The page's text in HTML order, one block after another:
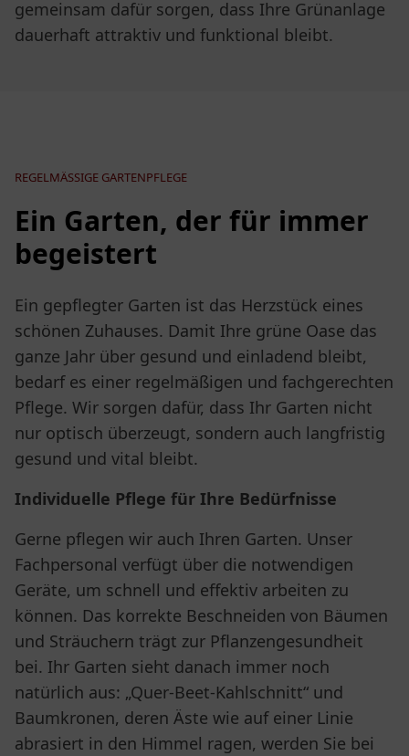
gemeinsam dafür sorgen, dass Ihre Grünanlage
dauerhaft attraktiv und funktional bleibt.
REGELMÄSSIGE GARTENPFLEGE
Ein Garten, der für immer
begeistert
Ein gepflegter Garten ist das Herzstück eines
schönen Zuhauses. Damit Ihre grüne Oase das
ganze Jahr über gesund und einladend bleibt,
bedarf es einer regelmäßigen und fachgerechten
Pflege. Wir sorgen dafür, dass Ihr Garten nicht
nur optisch überzeugt, sondern auch langfristig
gesund und vital bleibt.
Individuelle Pflege für Ihre Bedürfnisse
Gerne pflegen wir auch Ihren Garten. Unser
Fachpersonal verfügt über die notwendigen
Geräte, um schnell und effektiv arbeiten zu
können. Das korrekte Beschneiden von Bäumen
und Sträuchern trägt zur Pflanzengesundheit
bei. Ihr Garten sieht danach immer noch
natürlich aus: „Quer-Beet-Kahlschnitt“ und
Baumkronen, deren Äste wie auf einer Linie
abrasiert in den Himmel ragen, werden Sie bei